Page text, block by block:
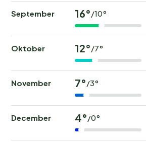
September 16°/10°
Oktober 12°/7°
November 7°/3°
December 4°/0°